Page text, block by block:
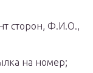
сторон, Ф.И.О.,
на номер;